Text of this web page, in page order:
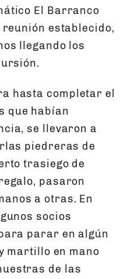
El Barranco
establecido,
llegando los
hasta completar el
que habían
se llevaron a
piedreras de
trasiego de
pasaron
a otras. En
socios
parar en algún
martillo en mano
de las